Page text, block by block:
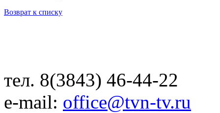
Возврат к списку
тел. 8(3843) 46-44-22
e-mail: office@tvn-tv.ru